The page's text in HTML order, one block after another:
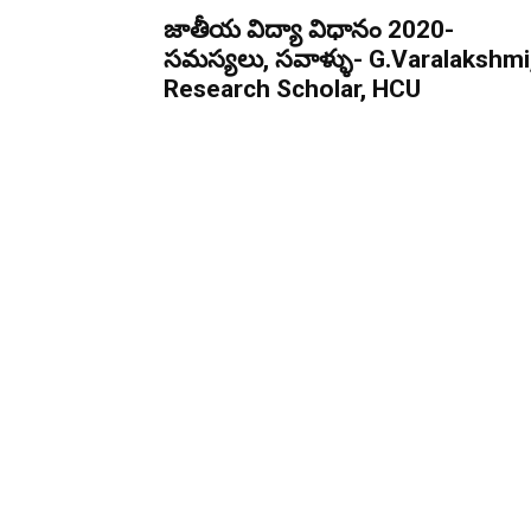
జాతీయ విద్యా విధానం 2020-
స‌మ‌స్య‌లు, స‌వాళ్ళు-
Research Scholar, HCU